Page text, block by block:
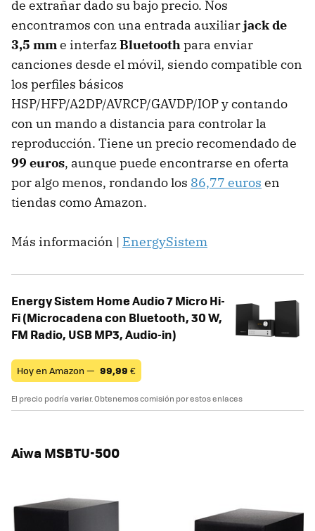
de extrañar dado su bajo precio. Nos
encontramos con una entrada auxiliarjack de
3,5 mme interfazBluetoothpara enviar
canciones desde el móvil, siendo compatible con
los perfiles básicos
HSP/HFP/A2DP/AVRCP/GAVDP/IOP y contando
con un mando a distancia para controlar la
reproducción. Tiene un precio recomendado de
99 euros, aunque puede encontrarse en oferta
por algo menos, rondando los 86,77 euros en
tiendas como Amazon.
Más información | EnergySistem
Energy Sistem Home Audio 7 Micro Hi-
Fi (Microcadena con Bluetooth, 30 W,
FM Radio, USB MP3, Audio-in)
Hoy en Amazon — 99,99 €
El precio podría variar. Obtenemos comisión por estos enlaces
Aiwa MSBTU-500